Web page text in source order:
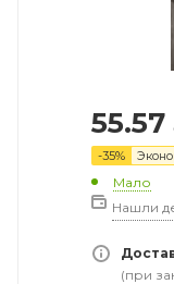
55.57
-35%
Мало
Нашли
(при